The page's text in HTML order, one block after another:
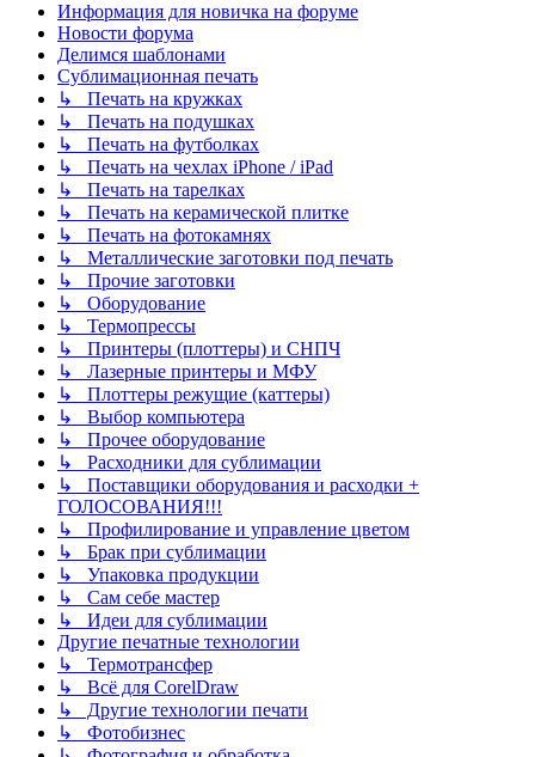
Информация для новичка на форуме
Новости форума
Делимся шаблонами
Сублимационная печать
↳ Печать на кружках
↳ Печать на подушках
↳ Печать на футболках
↳ Печать на чехлах iPhone / iPad
↳ Печать на тарелках
↳ Печать на керамической плитке
↳ Печать на фотокамнях
↳ Металлические заготовки под печать
↳ Прочие заготовки
↳ Оборудование
↳ Термопрессы
↳ Принтеры (плоттеры) и СНПЧ
↳ Лазерные принтеры и МФУ
↳ Плоттеры режущие (каттеры)
↳ Выбор компьютера
↳ Прочее оборудование
↳ Расходники для сублимации
↳ Поставщики оборудования и расходки +
ГОЛОСОВАНИЯ!!!
↳ Профилирование и управление цветом
↳ Брак при сублимации
↳ Упаковка продукции
↳ Сам себе мастер
↳ Идеи для сублимации
Другие печатные технологии
↳ Термотрансфер
↳ Всё для CorelDraw
↳ Другие технологии печати
↳ Фотобизнес